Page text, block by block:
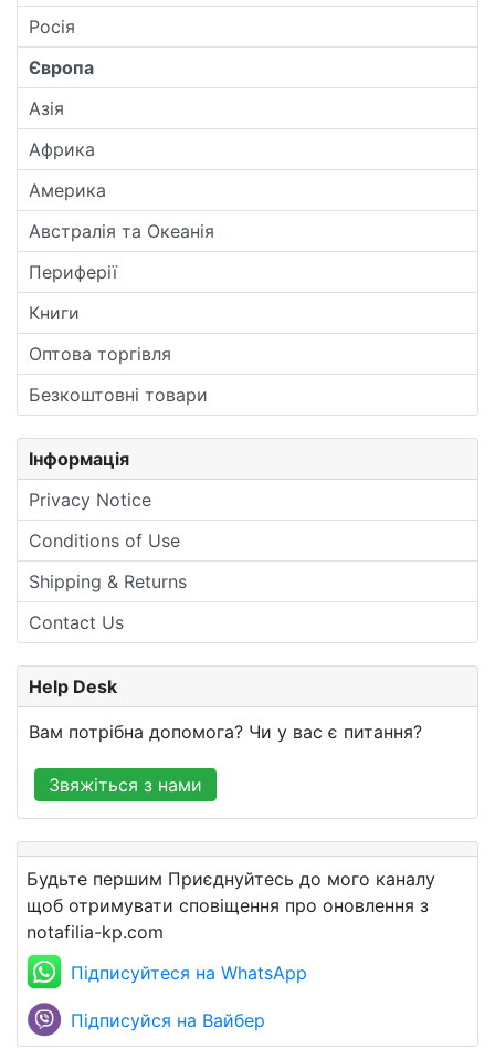
Росія
Європа
Азія
Африка
Америка
Австралія та Океанія
Периферії
Книги
Оптова торгівля
Безкоштовні товари
Інформація
Privacy Notice
Conditions of Use
Shipping & Returns
Contact Us
Help Desk
Вам потрібна допомога? Чи у вас є питання?
Звяжіться з нами
Будьте першим Приєднуйтесь до мого каналу
щоб отримувати сповіщення про оновлення з
notafilia-kp.com
Підписуйтеся на WhatsApp
Підписуйся на Вайбер